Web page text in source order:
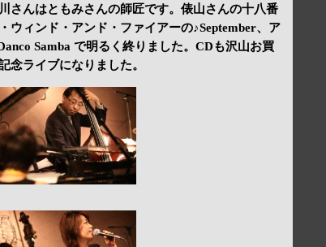
さんはともみさんの師匠です。俵山さんの十八番
ウィンド・アンド・ファイアーの♪September、ア
Samba で明るく終りました。CDも沢山お買
念ライブになりました。